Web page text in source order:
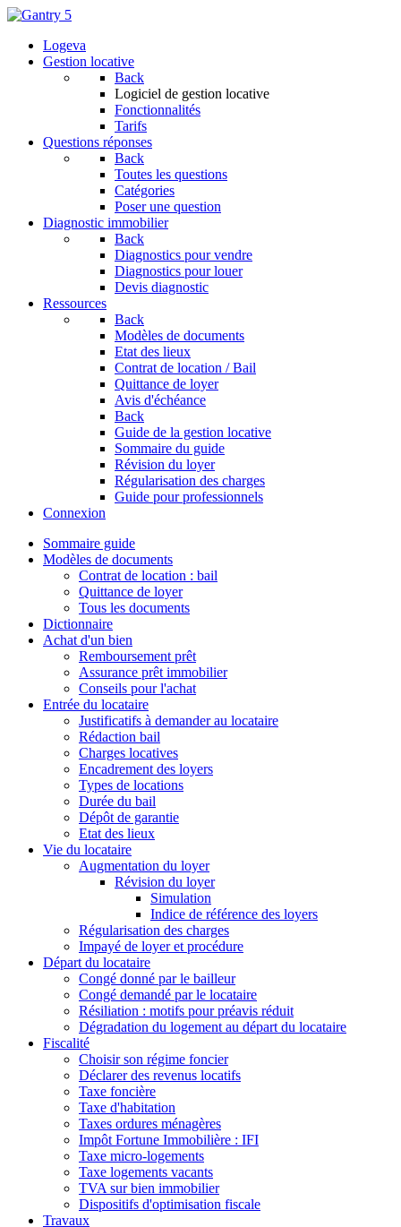
Logeva
Gestion locative
Back
Logiciel de gestion locative
Fonctionnalités
Tarifs
Questions réponses
Back
Toutes les questions
Catégories
Poser une question
Diagnostic immobilier
Back
Diagnostics pour vendre
Diagnostics pour louer
Devis diagnostic
Ressources
Back
Modèles de documents
Etat des lieux
Contrat de location / Bail
Quittance de loyer
Avis d'échéance
Back
Guide de la gestion locative
Sommaire du guide
Révision du loyer
Régularisation des charges
Guide pour professionnels
Connexion
Sommaire guide
Modèles de documents
Contrat de location : bail
Quittance de loyer
Tous les documents
Dictionnaire
Achat d'un bien
Remboursement prêt
Assurance prêt immobilier
Conseils pour l'achat
Entrée du locataire
Justificatifs à demander au locataire
Rédaction bail
Charges locatives
Encadrement des loyers
Types de locations
Durée du bail
Dépôt de garantie
Etat des lieux
Vie du locataire
Augmentation du loyer
Révision du loyer
Simulation
Indice de référence des loyers
Régularisation des charges
Impayé de loyer et procédure
Départ du locataire
Congé donné par le bailleur
Congé demandé par le locataire
Résiliation : motifs pour préavis réduit
Dégradation du logement au départ du locataire
Fiscalité
Choisir son régime foncier
Déclarer des revenus locatifs
Taxe foncière
Taxe d'habitation
Taxes ordures ménagères
Impôt Fortune Immobilière : IFI
Taxe micro-logements
Taxe logements vacants
TVA sur bien immobilier
Dispositifs d'optimisation fiscale
Travaux